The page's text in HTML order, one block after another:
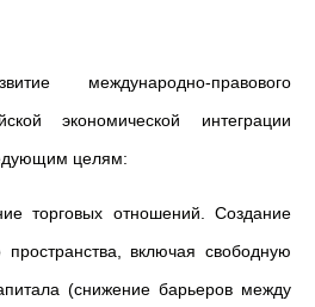
международно-правового
экономической интеграции
целям:
торговых отношений. Создание
пространства, включая свободную
(снижение барьеров между